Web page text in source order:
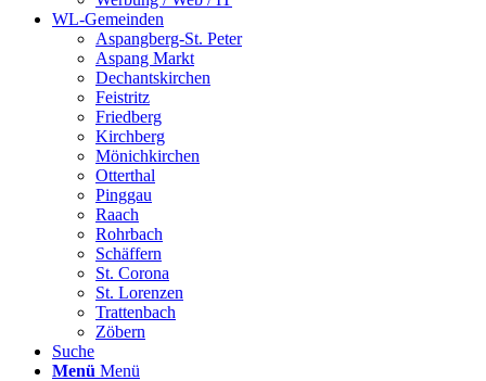
WL-Gemeinden
Aspangberg-St. Peter
Aspang Markt
Dechantskirchen
Feistritz
Friedberg
Kirchberg
Mönichkirchen
Otterthal
Pinggau
Raach
Rohrbach
Schäffern
St. Corona
St. Lorenzen
Trattenbach
Zöbern
Suche
Menü Menü